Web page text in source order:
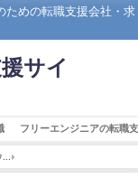
ための転職支援会社・求
サイ
フリーエンジニアの転職